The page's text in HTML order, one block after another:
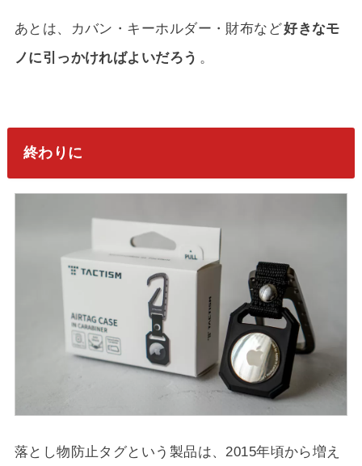
あとは、カバン・キーホルダー・財布など好きなモ
ノに引っかければよいだろう 。
終わりに
落とし物防止タグという製品は、2015年頃から増え